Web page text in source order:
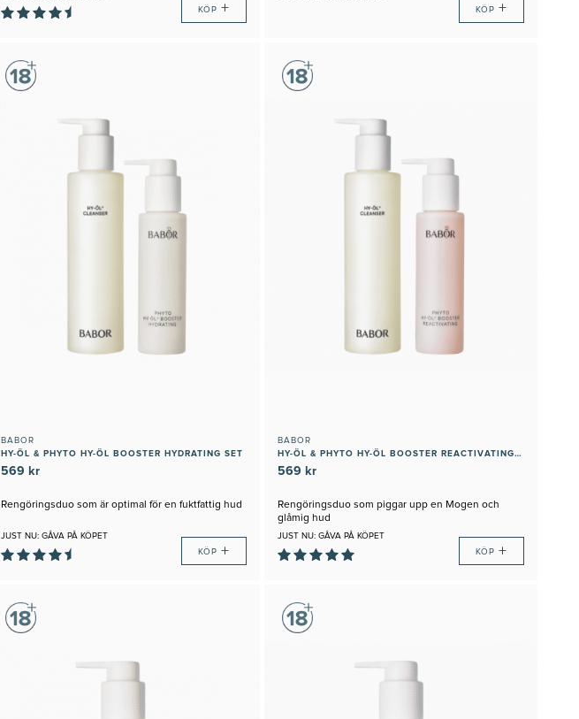
KÖP+
KÖP +
BABOR
HY-ÖL & PHYTO HY-ÖL BOOSTER HYDRATING SET
569 kr
Rengöringsduo som är optimal för en fuktfattig hud
JUST NU: GÅVA PÅ KÖPET
KÖP+
BABOR
HY-ÖL & PHYTO HY-ÖL BOOSTER REACTIVATING SET
569 kr
Rengöringsduo som piggar upp en Mogen och
glåmig hud
JUST NU: GÅVA PÅ KÖPET
KÖP +